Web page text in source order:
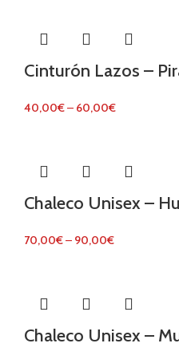
Cinturón Lazos –
40,00€– 60,00€
Chaleco Unisex –
70,00€– 90,00€
Chaleco Unisex –